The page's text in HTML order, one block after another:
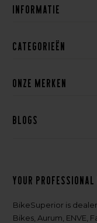
Informatie
Categorieën
Onze merken
Blogs
Your professional
BikeSuperior is
Bikes, Aurum, ENVE,